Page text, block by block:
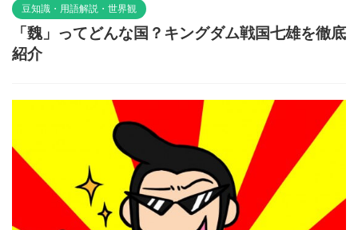
豆知識・用語解説・世界観
「魏」ってどんな国？キングダム戦国七雄を徹底
紹介